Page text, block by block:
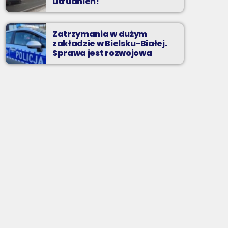
Zatrzymania w dużym
zakładzie w Bielsku-Białej.
Sprawa jest rozwojowa